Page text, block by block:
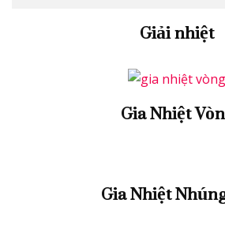
Giải nhiệt
Gia Nhiệt
Gia Nhiệt